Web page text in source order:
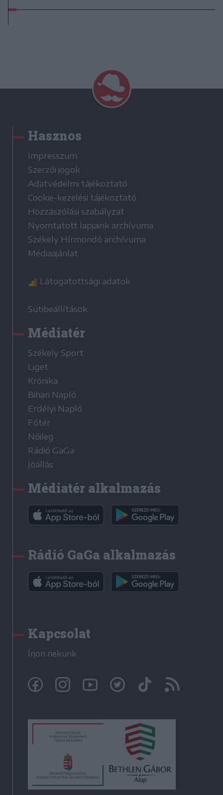
Hasznos
Impresszum
Szerzői jogok
Adatvédelmi tájékoztató
Cookie-kezelési tájékoztató
Hozzászólási szabályzat
Nyomtatott lapjaink archívuma
Székely Hírmondó archívuma
Médiaajánlat
Látogatottsági adatok
Sütibeállítások
Médiatér
Székely Sport
Liget
Krónika
Bihari Napló
Erdélyi Napló
Főtér
Nőileg
Rádió GaGa
Jóállás
Médiatér alkalmazás
Rádió GaGa alkalmazás
Kapcsolat
Írjon nekünk